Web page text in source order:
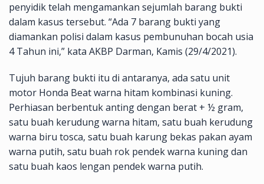
penyidik telah mengamankan sejumlah barang bukti
dalam kasus tersebut. “Ada 7 barang bukti yang
diamankan polisi dalam kasus pembunuhan bocah usia
4 Tahun ini,” kata AKBP Darman, Kamis (29/4/2021).
Tujuh barang bukti itu di antaranya, ada satu unit
motor Honda Beat warna hitam kombinasi kuning.
Perhiasan berbentuk anting dengan berat + ½ gram,
satu buah kerudung warna hitam, satu buah kerudung
warna biru tosca, satu buah karung bekas pakan ayam
warna putih, satu buah rok pendek warna kuning dan
satu buah kaos lengan pendek warna putih.